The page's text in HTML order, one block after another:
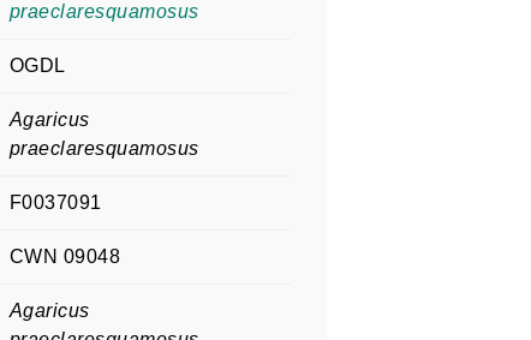
praeclaresquamosus
OGDL
Agaricus
praeclaresquamosus
F0037091
CWN 09048
Agaricus